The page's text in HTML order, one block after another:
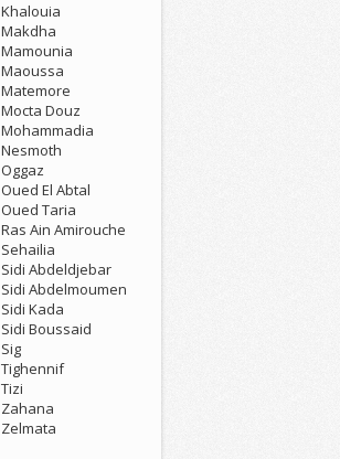
Khalouia
Makdha
Mamounia
Maoussa
Matemore
Mocta Douz
Mohammadia
Nesmoth
Oggaz
Oued El Abtal
Oued Taria
Ras Ain Amirouche
Sehailia
Sidi Abdeldjebar
Sidi Abdelmoumen
Sidi Kada
Sidi Boussaid
Sig
Tighennif
Tizi
Zahana
Zelmata